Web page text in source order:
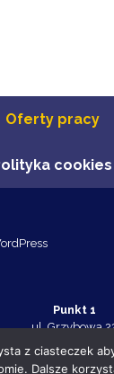
Oferty pracy
cookies
Punkt 1
ul. Grzybowa
Police 72-010
tel. 91 455 70 32
z ciasteczek
Dalsze